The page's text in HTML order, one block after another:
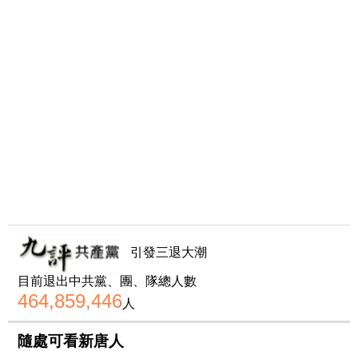
引發三退大潮
目前退出中共黨、團、隊總人數
464,859,446人
隨處可看新唐人